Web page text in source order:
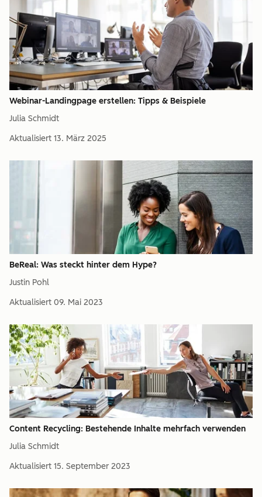
Webinar-Landingpage erstellen: Tipps & Beispiele
Julia Schmidt
Aktualisiert 13. März 2025
BeReal: Was steckt hinter dem Hype?
Justin Pohl
Aktualisiert 09. Mai 2023
Content Recycling: Bestehende Inhalte mehrfach verwenden
Julia Schmidt
Aktualisiert 15. September 2023